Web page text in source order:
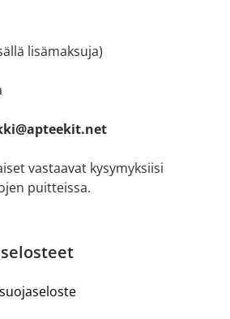
lisämaksuja)
vastaavat kysymyksiisi
puitteissa.